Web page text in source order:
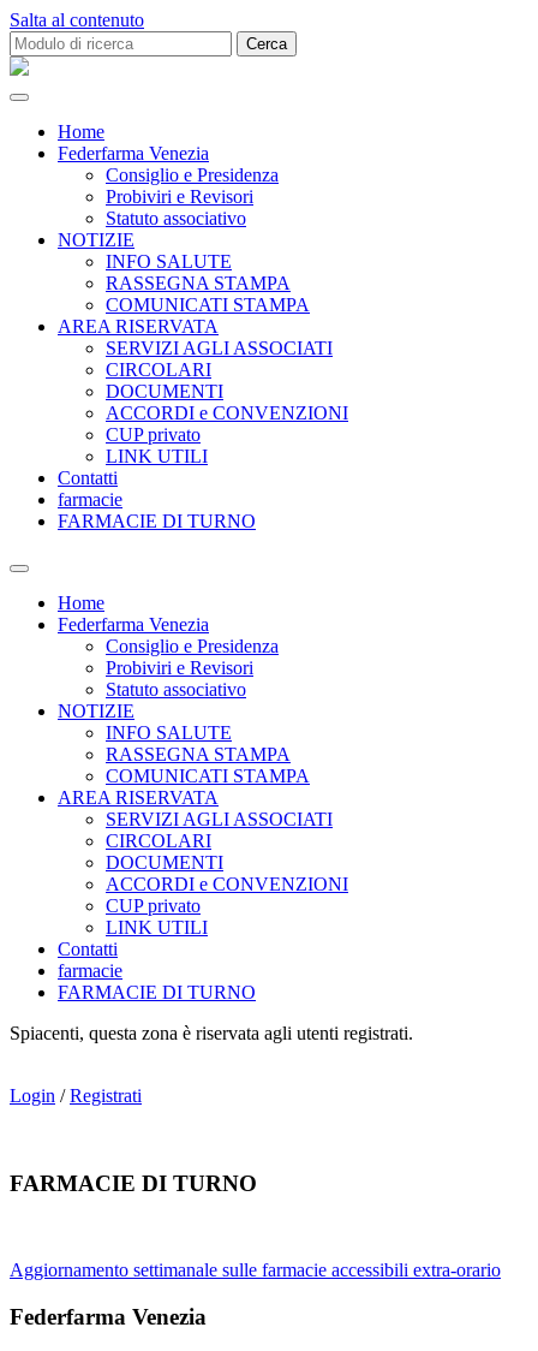
Salta al contenuto
Cerca:
Federfarma
Home
Federfarma Venezia
Consiglio e Presidenza
Probiviri e Revisori
Statuto associativo
NOTIZIE
INFO SALUTE
RASSEGNA STAMPA
COMUNICATI STAMPA
AREA RISERVATA
SERVIZI AGLI ASSOCIATI
CIRCOLARI
DOCUMENTI
ACCORDI e CONVENZIONI
CUP privato
LINK UTILI
Contatti
farmacie
FARMACIE DI TURNO
Attiva/disattiva
campoHome
Federfarma Venezia
Consiglio e Presidenza
Probiviri e Revisori
Statuto associativo
NOTIZIE
INFO SALUTE
RASSEGNA STAMPA
COMUNICATI STAMPA
AREA RISERVATA
SERVIZI AGLI ASSOCIATI
CIRCOLARI
DOCUMENTI
ACCORDI e CONVENZIONI
CUP privato
LINK UTILI
Contatti
farmacie
FARMACIE DI TURNO
Spiacenti, questa zona è riservata agli utenti registrati.
Login /Registrati
FARMACIE DI TURNO
Aggiornamento settimanale sulle farmacie accessibili extra-orario
Federfarma Venezia